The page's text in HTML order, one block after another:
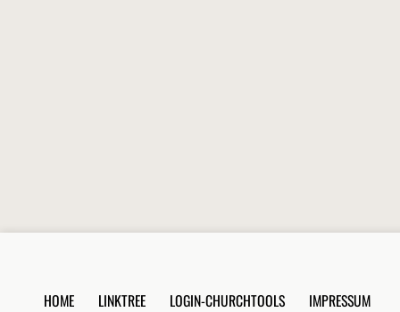
HOME LINKTREE LOGIN-CHURCHTOOLS
IMPRESSUM